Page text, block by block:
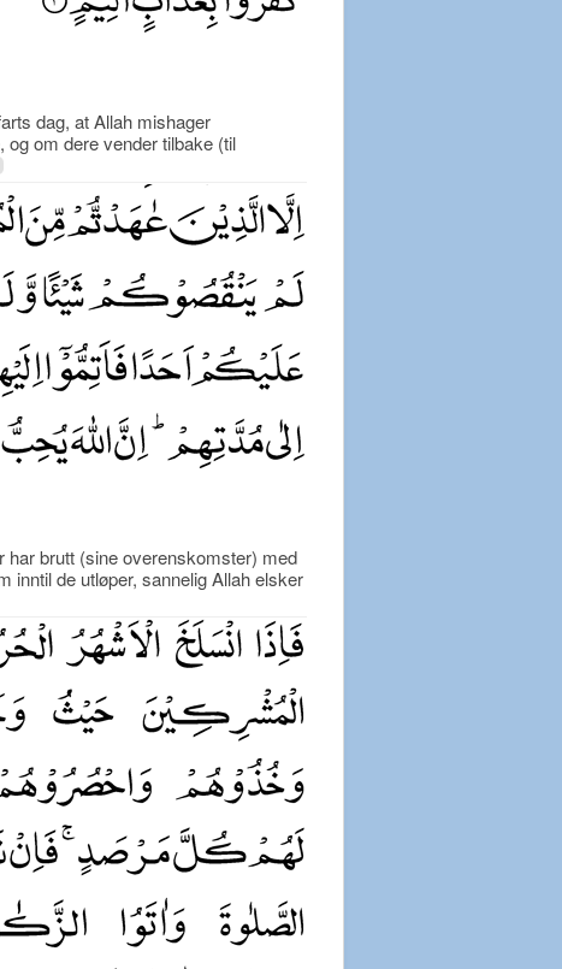
dag, at Allah mishager
om dere vender tilbake (til
brutt (sine overenskomster) med
inntil de utløper, sannelig Allah elsker